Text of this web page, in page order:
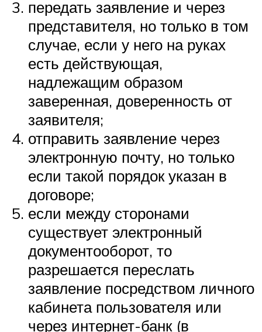
передать заявление и через
представителя, но только в том
случае, если у него на руках
есть действующая,
надлежащим образом
заверенная, доверенность от
заявителя;
отправить заявление через
электронную почту, но только
если такой порядок указан в
договоре;
если между сторонами
существует электронный
документооборот, то
разрешается переслать
заявление посредством личного
кабинета пользователя или
через интернет-банк (в